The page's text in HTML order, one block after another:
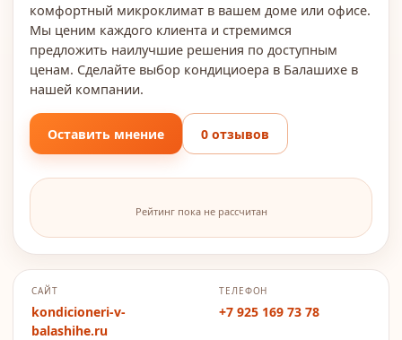
комфортный микроклимат в вашем доме или офисе.
Мы ценим каждого клиента и стремимся
предложить наилучшие решения по доступным
ценам. Сделайте выбор кондициоера в Балашихе в
нашей компании.
Оставить мнение 0 отзывов
Рейтинг пока не рассчитан
САЙТ
kondicioneri-v-
balashihe.ru
ТЕЛЕФОН
+7 925 169 73 78